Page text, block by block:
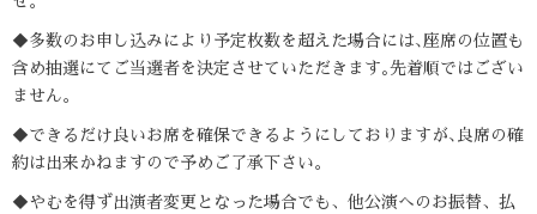
◆多数のお申し込みにより予定枚数を超えた場合には､座席の位置も
含め抽選にてご当選者を決定させていただきます｡先着順ではござい
ません。
◆できるだけ良いお席を確保できるようにしておりますが､良席の確
約は出来かねますので予めご了承下さい。
◆やむを得ず出演者変更となった場合でも、他公演へのお振替、払